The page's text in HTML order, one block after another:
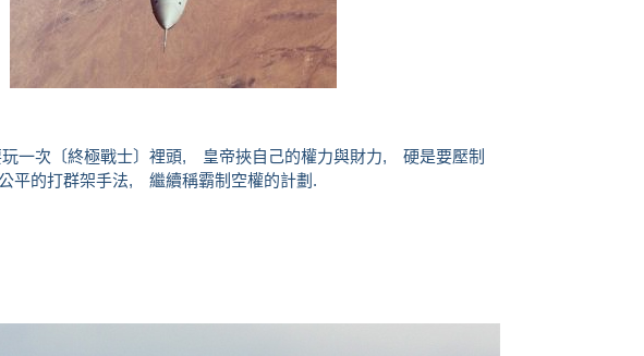
玩一次〔終極戰士〕裡頭, 皇帝挾自己的權力與財力, 硬是要壓制
平的打群架手法, 繼續稱霸制空權的計劃.